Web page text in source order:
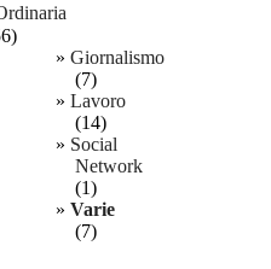
Giornalismo
(7)
Lavoro
(14)
Social
Network
(1)
Varie
(7)